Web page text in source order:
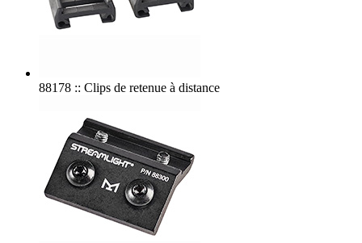
88178 :: Clips de retenue à distance